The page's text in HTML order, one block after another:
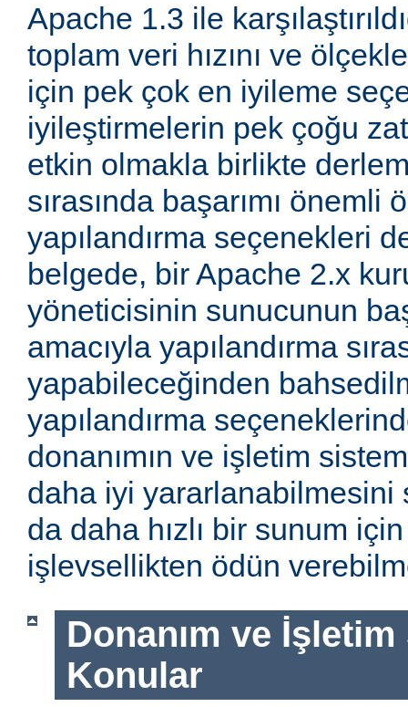
Apache 1.3 ile
toplam veri hızını ve
için pek çok en iyileme
iyileştirmelerin pek çoğu
etkin olmakla birlikte
sırasında başarımı
yapılandırma seçenekleri
belgede, bir Apache 2.x
yöneticisinin sunucunun
amacıyla yapılandırma
yapabileceğinden
yapılandırma
donanımın ve işletim
daha iyi yararlanabilmesini
da daha hızlı bir sunum
işlevsellikten ödün
Donanım ve
Konular